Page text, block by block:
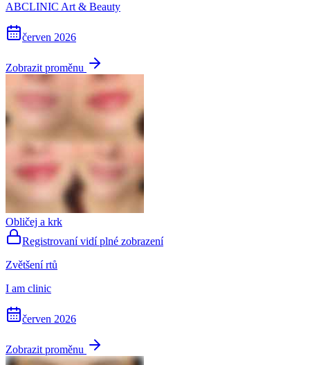
ABCLINIC Art & Beauty
červen 2026
Zobrazit proměnu
Obličej a krk
Registrovaní vidí plné zobrazení
Zvětšení rtů
I am clinic
červen 2026
Zobrazit proměnu